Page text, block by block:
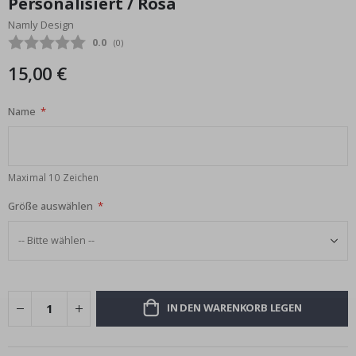
Bildgalerie
springen
Namly Design
Durchschnittliche Bewertung:
0.0 (abgegebene bewertungen:
0)
15,00 €
Name
Maximal 10 Zeichen
Größe auswählen
IN DEN WARENKORB LEGEN